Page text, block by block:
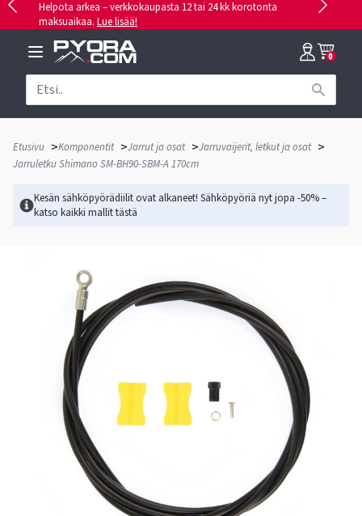
Helpota arkea – verkkokaupasta 12 tai 24 kk korotonta
maksuaikaa. Lue lisää!
0
Etusivu >Komponentit >Jarrut ja osat >Jarruvaijerit, letkut ja osat >
Jarruletku Shimano SM-BH90-SBM-A 170cm
Kesän sähköpyörädiilit ovat alkaneet! Sähköpyöriä nyt jopa -50% –
katso kaikki mallittästä